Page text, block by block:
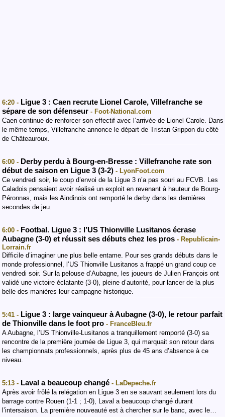
6:20 - Ligue 3 : Caen recrute Lionel Carole, Villefranche se
sépare de son défenseur - Foot-National.com
Caen continue de renforcer son effectif avec l’arrivée de Lionel Carole. Dans
le même temps, Villefranche annonce le départ de Tristan Grippon du côté
de Châteauroux.
6:00 - Derby perdu à Bourg-en-Bresse : Villefranche rate son
début de saison en Ligue 3 (3-2) - LyonFoot.com
Ce vendredi soir, le coup d’envoi de la Ligue 3 n’a pas souri au FCVB. Les
Caladois pensaient avoir réalisé un exploit en revenant à hauteur de Bourg-
Péronnas, mais les Aindinois ont remporté le derby dans les dernières
secondes de jeu.
6:00 - Footbal. Ligue 3 : l’US Thionville Lusitanos écrase
Aubagne (3-0) et réussit ses débuts chez les pros - Republicain-
Lorrain.fr
Difficile d’imaginer une plus belle entame. Pour ses grands débuts dans le
monde professionnel, l’US Thionville Lusitanos a frappé un grand coup ce
vendredi soir. Sur la pelouse d’Aubagne, les joueurs de Julien François ont
validé une victoire éclatante (3-0), pleine d’autorité, pour lancer de la plus
belle des manières leur campagne historique.
5:41 - Ligue 3 : large vainqueur à Aubagne (3-0), le retour parfait
de Thionville dans le foot pro - FranceBleu.fr
A Aubagne, l’US Thionville-Lusitanos a tranquillement remporté (3-0) sa
rencontre de la première journée de Ligue 3, qui marquait son retour dans
les championnats professionnels, après plus de 45 ans d’absence à ce
niveau.
5:13 - Laval a beaucoup changé - LaDepeche.fr
Après avoir frôlé la relégation en Ligue 3 en se sauvant seulement lors du
barrage contre Rouen (1-1 ; 1-0), Laval a beaucoup changé durant
l’intersaison. La première nouveauté est à chercher sur le banc, avec le…